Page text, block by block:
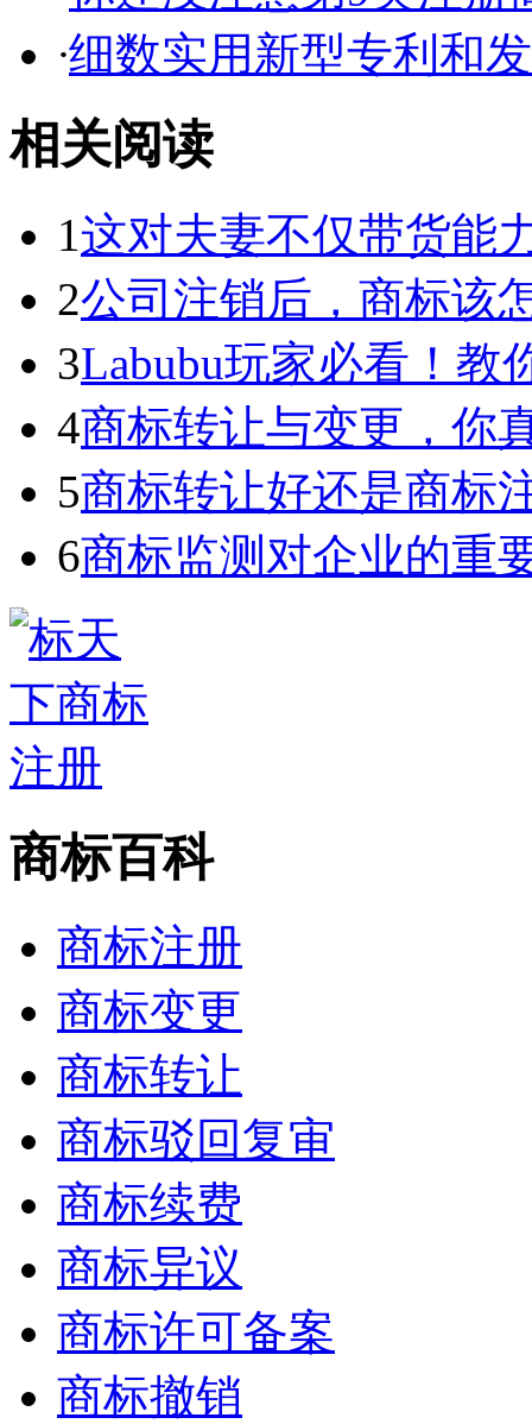
·细数实用新型专利和
相关阅读
1这对夫妻不仅带货能
2公司注销后，商标该
3Labubu玩家必看！教
4商标转让与变更，你
5商标转让好还是商标
6商标监测对企业的重
商标百科
商标注册
商标变更
商标转让
商标驳回复审
商标续费
商标异议
商标许可备案
商标撤销